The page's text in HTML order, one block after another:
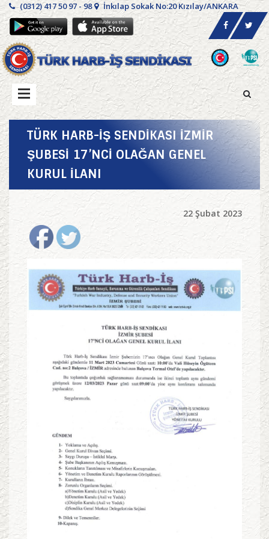
(0312) 417 50 97 - 98 İnkılap Sokak No:20 Kızılay/ANKARA
TÜRK HARB-İŞ SENDİKASI İZMİR
ŞUBESİ 17’NCİ OLAĞAN GENEL
KURUL İLANI
22 Şubat 2023